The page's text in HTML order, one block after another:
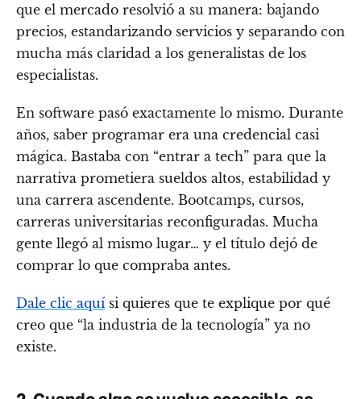
que el mercado resolvió a su manera: bajando
precios, estandarizando servicios y separando con
mucha más claridad a los generalistas de los
especialistas.
En software pasó exactamente lo mismo. Durante
años, saber programar era una credencial casi
mágica. Bastaba con “entrar a tech” para que la
narrativa prometiera sueldos altos, estabilidad y
una carrera ascendente. Bootcamps, cursos,
carreras universitarias reconfiguradas. Mucha
gente llegó al mismo lugar… y el título dejó de
comprar lo que compraba antes.
Dale clic aquísi quieres que te explique por qué
creo que “la industria de la tecnología” ya no
existe.